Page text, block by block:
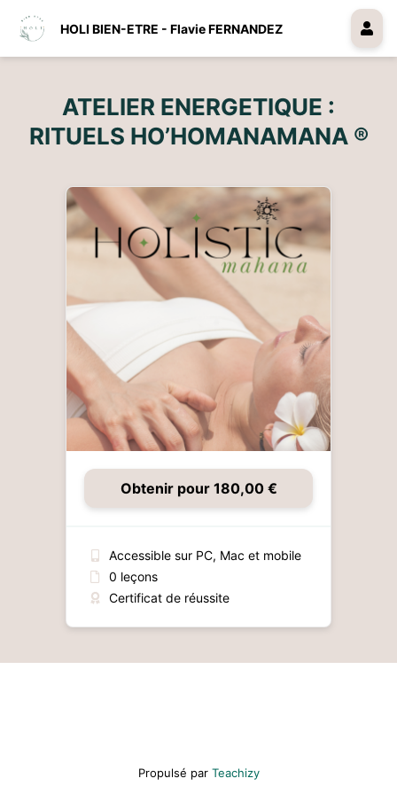
HOLI BIEN-ETRE - Flavie FERNANDEZ
ATELIER ENERGETIQUE :
RITUELS HO’HOMANAMANA ®
Obtenir pour 180,00 €
Accessible sur PC, Mac et mobile
0 leçons
Certificat de réussite
Propulsé par Teachizy